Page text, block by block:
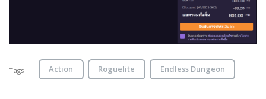
Tags : Action Roguelite Endless Dungeon